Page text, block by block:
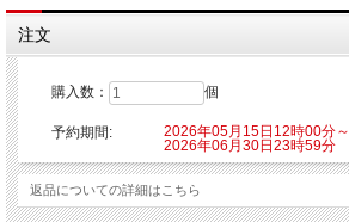
※他商品と一緒に購入した場合、予約商品と一緒に発
発売元：株式会社ディー・エル・イー
©TYPE-MOON / FGO PROJECT
注文
購入数： 個
予約期間:
2026年05月15日12時00分～
2026年06月30日23時59分
返品についての詳細はこちら